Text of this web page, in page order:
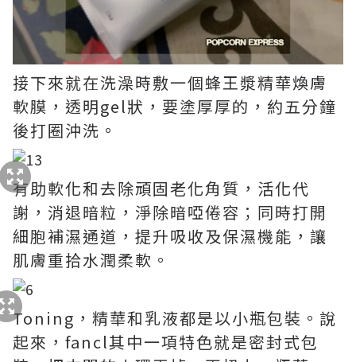
接下來就在洗澡時敷一個蜂王漿精華煥膚
軟膜，透明gel狀，要塗厚厚的，約五分鐘
後打圈沖洗。
有助軟化和去除頑固老化角質，活化代
謝，消退暗粒，淨除暗啞倦容；同時打開
細胞補濕通道，提升吸收及保濕機能，讓
肌膚重拾水潤柔軟。
Toning，精華和乳液都是以小瓶包裝。說
起來，fancl其中一項特色就是密封式包